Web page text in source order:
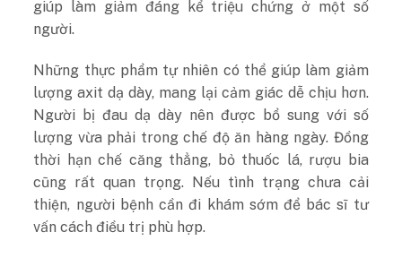
giúp làm giảm đáng kể triệu chứng ở một số
người.
Những thực phẩm tự nhiên có thể giúp làm giảm
lượng axit dạ dày, mang lại cảm giác dễ chịu hơn.
Người bị đau dạ dày nên được bổ sung với số
lượng vừa phải trong chế độ ăn hàng ngày. Đồng
thời hạn chế căng thẳng, bỏ thuốc lá, rượu bia
cũng rất quan trọng. Nếu tình trạng chưa cải
thiện, người bệnh cần đi khám sớm để bác sĩ tư
vấn cách điều trị phù hợp.